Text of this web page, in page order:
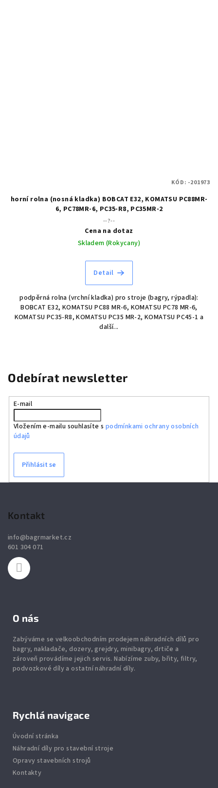
horní rolna (nosná kladka) BOBCAT E32, KOMATSU PC88MR-
6, PC78MR-6, PC35-R8, PC35MR-2
--?--
Cena na dotaz
Skladem (Rokycany)
Detail
podpěrná rolna (vrchní kladka) pro stroje (bagry, rýpadla):
BOBCAT E32, KOMATSU PC88 MR-6, KOMATSU PC78 MR-6,
KOMATSU PC35-R8, KOMATSU PC35 MR-2, KOMATSU PC45-1 a
další...
KÓD: -201973
Odebírat newsletter
E-mail
Vložením e-mailu souhlasíte s podmínkami ochrany osobních
údajů
Přihlásit se
Kontakt
info@bagrmarket.cz
601 304 071
O nás
Zabýváme se velkoobchodním prodejem náhradních dílů pro
bagry, nakladače, dozery, grejdry, minibagry, drtiče a
zároveň provádíme jejich servis. Nabízíme zuby,břity,filtry,
podvozkové díly a ostatní náhradní díly.
Rychlá navigace
Úvodní stránka
Náhradní díly pro stavební stroje
Opravy stavebních strojů
Kontakty